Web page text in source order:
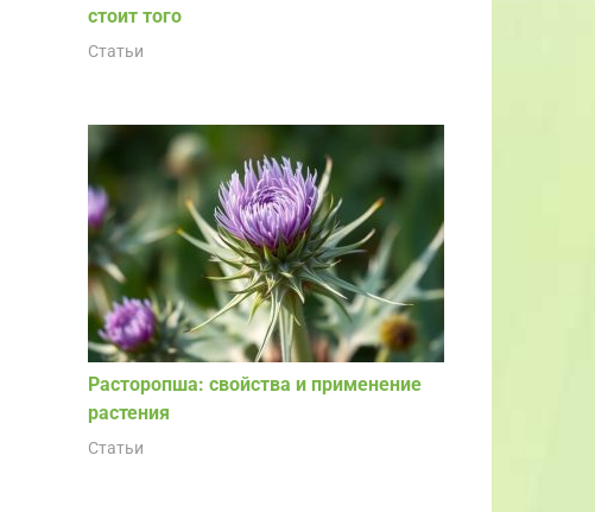
стоит того
Статьи
Расторопша: свойства и применение
растения
Статьи